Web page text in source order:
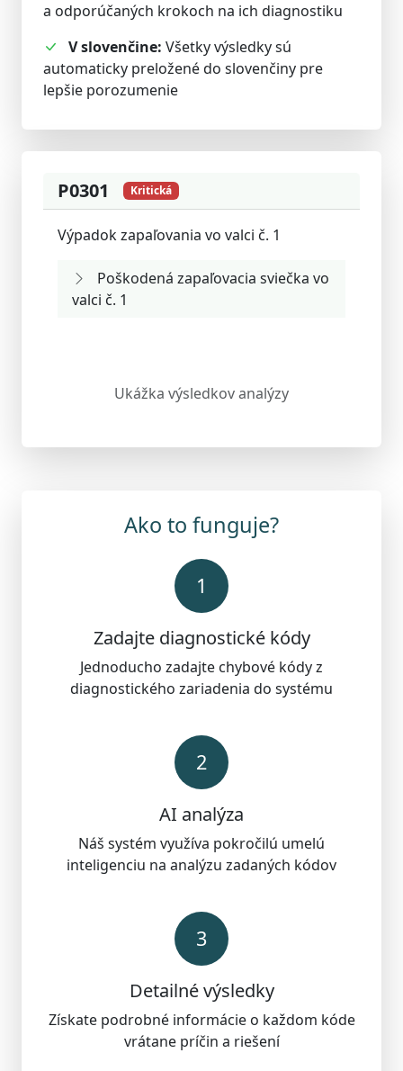
a odporúčaných krokoch na ich diagnostiku
V slovenčine: Všetky výsledky sú
automaticky preložené do slovenčiny pre
lepšie porozumenie
P0301 Kritická
Výpadok zapaľovania vo valci č. 1
Poškodená zapaľovacia sviečka vo
valci č. 1
Ukážka výsledkov analýzy
Ako to funguje?
1
Zadajte diagnostické kódy
Jednoducho zadajte chybové kódy z
diagnostického zariadenia do systému
2
AI analýza
Náš systém využíva pokročilú umelú
inteligenciu na analýzu zadaných kódov
3
Detailné výsledky
Získate podrobné informácie o každom kóde
vrátane príčin a riešení